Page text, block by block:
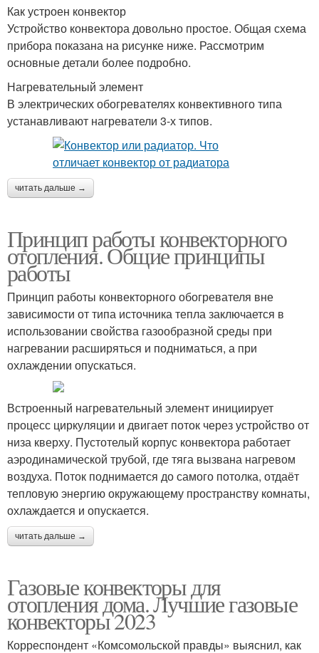
Как устроен конвектор
Устройство конвектора довольно простое. Общая схема
прибора показана на рисунке ниже. Рассмотрим
основные детали более подробно.
Нагревательный элемент
В электрических обогревателях конвективного типа
устанавливают нагреватели 3-х типов.
читать дальше →
Принцип работы конвекторного
отопления. Общие принципы
работы
Принцип работы конвекторного обогревателя вне
зависимости от типа источника тепла заключается в
использовании свойства газообразной среды при
нагревании расширяться и подниматься, а при
охлаждении опускаться.
Встроенный нагревательный элемент инициирует
процесс циркуляции и двигает поток через устройство от
низа кверху. Пустотелый корпус конвектора работает
аэродинамической трубой, где тяга вызвана нагревом
воздуха. Поток поднимается до самого потолка, отдаёт
тепловую энергию окружающему пространству комнаты,
охлаждается и опускается.
читать дальше →
Газовые конвекторы для
отопления дома. Лучшие газовые
конвекторы 2023
Корреспондент «Комсомольской правды» выяснил, как